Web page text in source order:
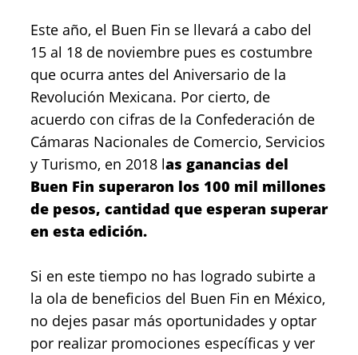
Este año, el Buen Fin se llevará a cabo del
15 al 18 de noviembre pues es costumbre
que ocurra antes del Aniversario de la
Revolución Mexicana. Por cierto, de
acuerdo con cifras de la Confederación de
Cámaras Nacionales de Comercio, Servicios
y Turismo, en 2018 las ganancias del
Buen Fin superaron los 100 mil millones
de pesos, cantidad que esperan superar
en esta edición.
Si en este tiempo no has logrado subirte a
la ola de beneficios del Buen Fin en México,
no dejes pasar más oportunidades y optar
por realizar promociones específicas y ver